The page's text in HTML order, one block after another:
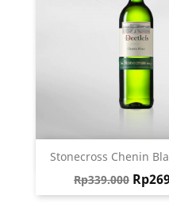
Stonecross Chenin
Harga biasa
Rp339.000
 Quick